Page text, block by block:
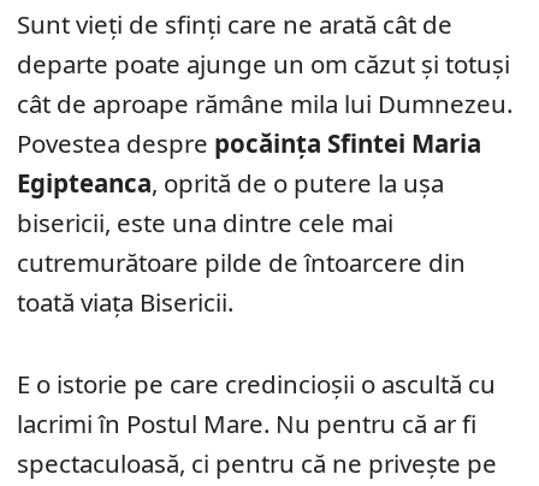
Sunt vieți de sfinți care ne arată cât de
departe poate ajunge un om căzut și totuși
cât de aproape rămâne mila lui Dumnezeu.
Povestea despre pocăința Sfintei Maria
Egipteanca, oprită de o putere la ușa
bisericii, este una dintre cele mai
cutremurătoare pilde de întoarcere din
toată viața Bisericii.
E o istorie pe care credincioșii o ascultă cu
lacrimi în Postul Mare. Nu pentru că ar fi
spectaculoasă, ci pentru că ne privește pe